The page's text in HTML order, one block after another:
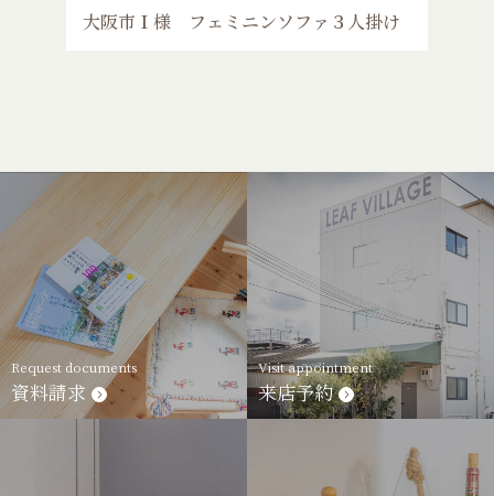
大阪市Ｉ様 フェミニンソファ３人掛け
Request documents
資料請求
Visit appointment
来店予約